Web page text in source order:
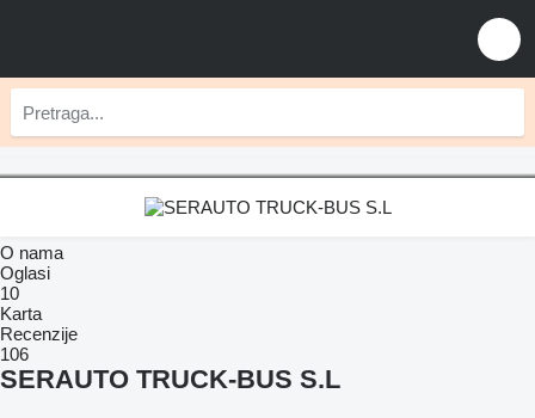
O nama
Oglasi
10
Karta
Recenzije
106
SERAUTO TRUCK-BUS S.L